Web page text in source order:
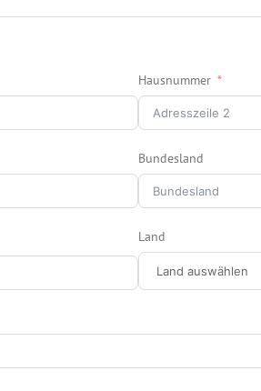
Hausnummer
Bundesland
Land